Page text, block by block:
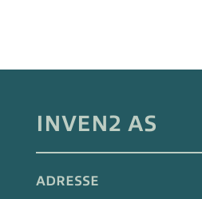
INVEN2 AS
ADRESSE